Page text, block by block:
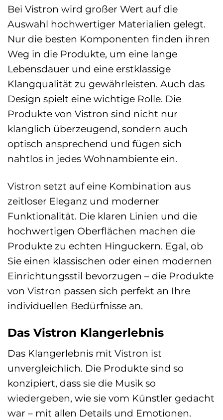
Bei Vistron wird großer Wert auf die
Auswahl hochwertiger Materialien gelegt.
Nur die besten Komponenten finden ihren
Weg in die Produkte, um eine lange
Lebensdauer und eine erstklassige
Klangqualität zu gewährleisten. Auch das
Design spielt eine wichtige Rolle. Die
Produkte von Vistron sind nicht nur
klanglich überzeugend, sondern auch
optisch ansprechend und fügen sich
nahtlos in jedes Wohnambiente ein.
Vistron setzt auf eine Kombination aus
zeitloser Eleganz und moderner
Funktionalität. Die klaren Linien und die
hochwertigen Oberflächen machen die
Produkte zu echten Hinguckern. Egal, ob
Sie einen klassischen oder einen modernen
Einrichtungsstil bevorzugen – die Produkte
von Vistron passen sich perfekt an Ihre
individuellen Bedürfnisse an.
Das Vistron Klangerlebnis
Das Klangerlebnis mit Vistron ist
unvergleichlich. Die Produkte sind so
konzipiert, dass sie die Musik so
wiedergeben, wie sie vom Künstler gedacht
war – mit allen Details und Emotionen.